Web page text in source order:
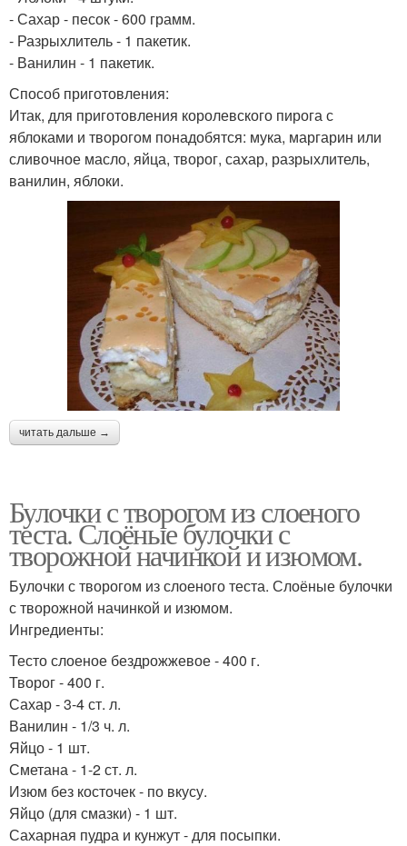
- Сахар - песок - 600 грамм.
- Разрыхлитель - 1 пакетик.
- Ванилин - 1 пакетик.
Способ приготовления:
Итак, для приготовления королевского пирога с
яблоками и творогом понадобятся: мука, маргарин или
сливочное масло, яйца, творог, сахар, разрыхлитель,
ванилин, яблоки.
читать дальше →
Булочки с творогом из слоеного
теста. Слоёные булочки с
творожной начинкой и изюмом.
Булочки с творогом из слоеного теста. Слоёные булочки
с творожной начинкой и изюмом.
Ингредиенты:
Тесто слоеное бездрожжевое - 400 г.
Творог - 400 г.
Сахар - 3-4 ст. л.
Ванилин - 1/3 ч. л.
Яйцо - 1 шт.
Сметана - 1-2 ст. л.
Изюм без косточек - по вкусу.
Яйцо (для смазки) - 1 шт.
Сахарная пудра и кунжут - для посыпки.